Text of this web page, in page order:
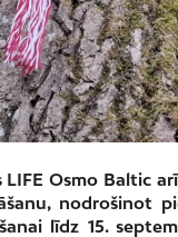
Osmo Baltic
nodrošinot
līdz 15.